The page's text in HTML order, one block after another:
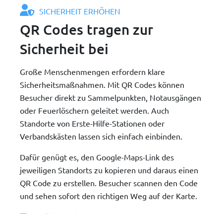
SICHERHEIT ERHÖHEN
QR Codes tragen zur
Sicherheit bei
Große Menschenmengen erfordern klare
Sicherheitsmaßnahmen. Mit QR Codes können
Besucher direkt zu Sammelpunkten, Notausgängen
oder Feuerlöschern geleitet werden. Auch
Standorte von Erste-Hilfe-Stationen oder
Verbandskästen lassen sich einfach einbinden.
Dafür genügt es, den Google-Maps-Link des
jeweiligen Standorts zu kopieren und daraus einen
QR Code zu erstellen. Besucher scannen den Code
und sehen sofort den richtigen Weg auf der Karte.